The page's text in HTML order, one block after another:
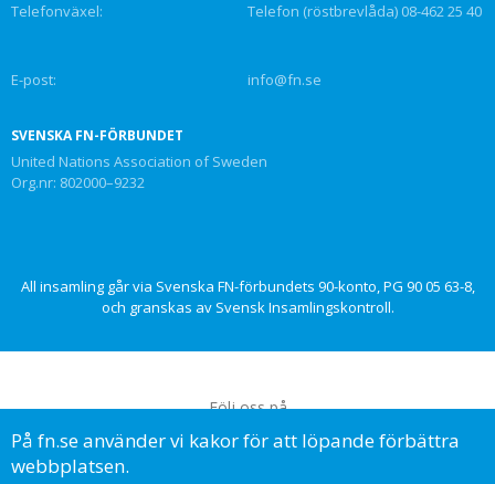
Telefonväxel:
Telefon (röstbrevlåda) 08-462 25 40
E-post: info@fn.se
SVENSKA FN-FÖRBUNDET
United Nations Association of Sweden
Org.nr: 802000–9232
All insamling går via Svenska FN-förbundets 90-konto, PG 90 05 63-8,
och granskas av Svensk Insamlingskontroll.
Följ oss på
På fn.se använder vi kakor för att löpande förbättra
webbplatsen.